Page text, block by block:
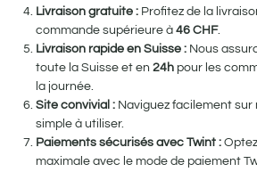
Livraison gratuite : Profitez de la
commande supérieure à 46 CHF.
Livraison rapide en Suisse : Nous
toute la Suisse et en 24h pour les
la journée.
Site convivial : Naviguez facilement
simple à utiliser.
Paiements sécurisés avec Twint :
maximale avec le mode de paiement